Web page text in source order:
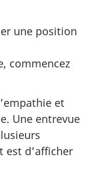
une position
commencez
et
Une entrevue
est d’afficher